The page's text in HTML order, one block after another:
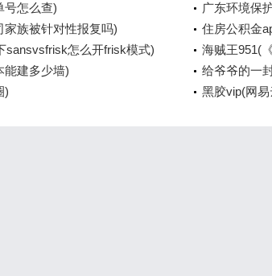
号怎么查)
广东环境保
院资源
族被针对性报复吗)
住房公积金
sansvsfrisk怎么开frisk模式)
海贼王951(
能建多少墙)
给爷爷的一
)
黑胶vip(网